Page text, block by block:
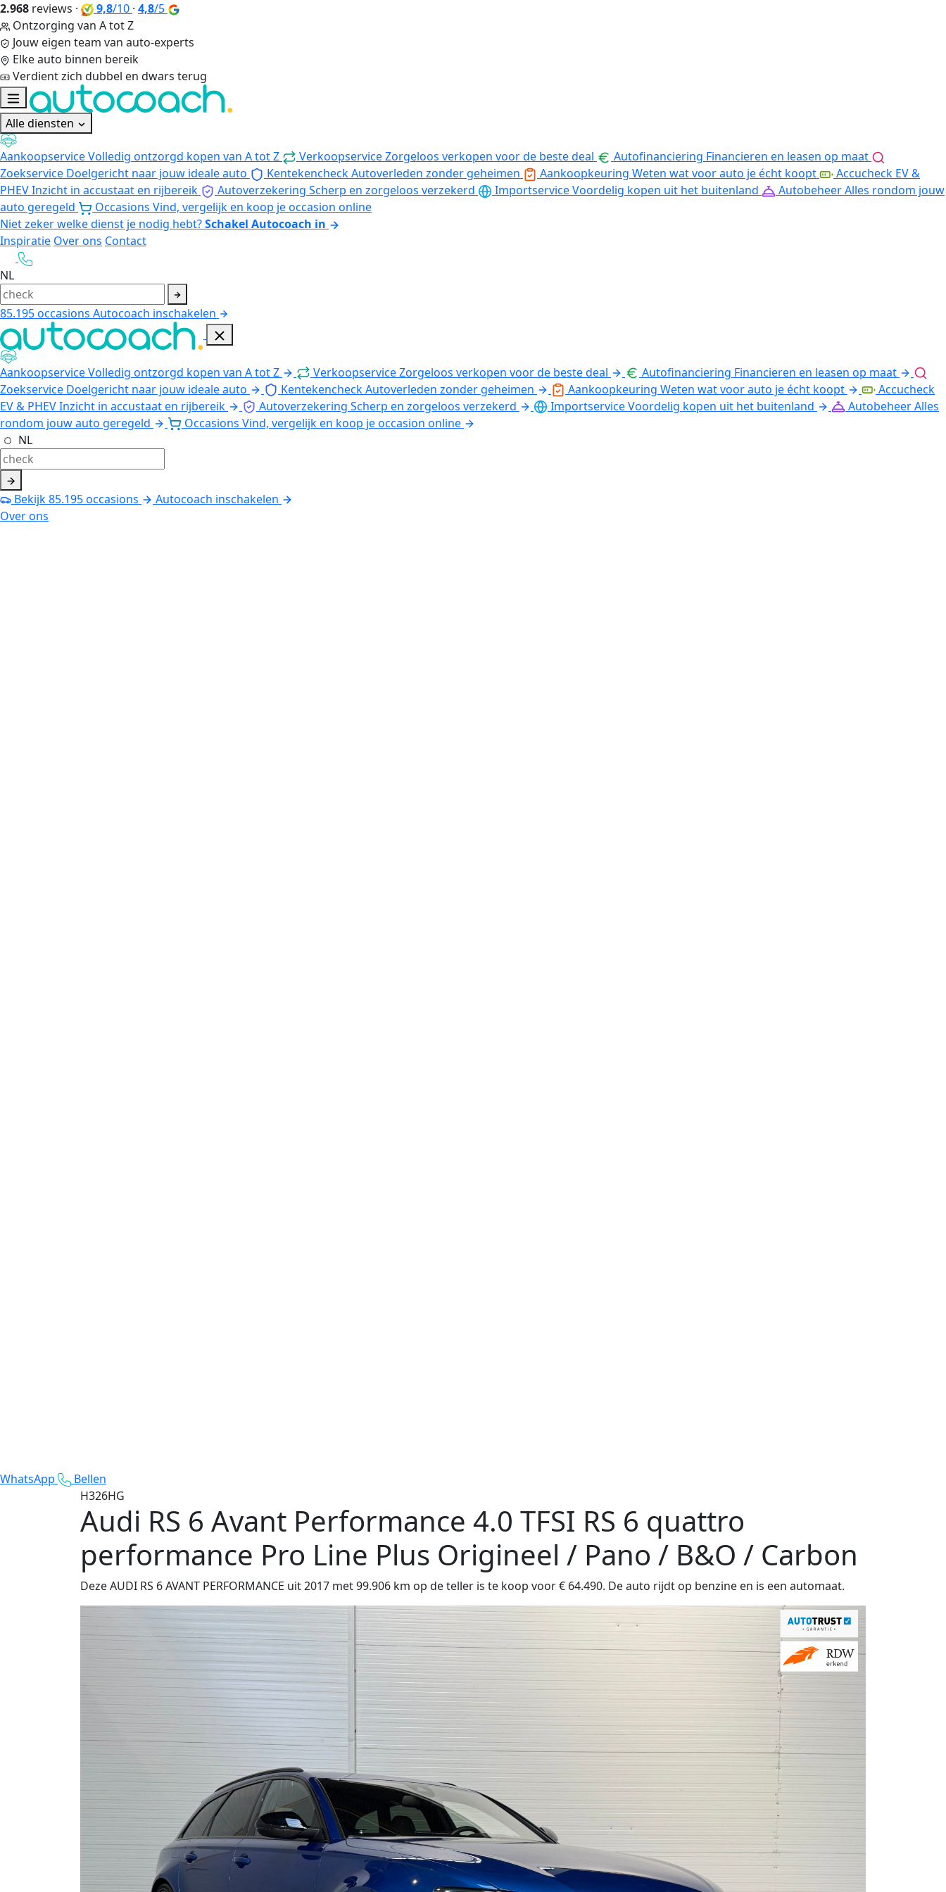
2.968 reviews · 9,8/10 · 4,8/5
Ontzorging van A tot Z
Jouw eigen team van auto-experts
Elke auto binnen bereik
Verdient zich dubbel en dwars terug
Alle diensten
AankoopserviceVolledig ontzorgd kopen van A tot Z VerkoopserviceZorgeloos verkopen voor de beste deal Autofinanciering Financieren en leasen op maat
Zoekservice Doelgericht naar jouw ideale auto KentekencheckAutoverleden zonder geheimen Aankoopkeuring Weten wat voor auto je écht koopt
Accucheck EV &
PHEVInzicht in accustaat en rijbereik Autoverzekering Scherp en zorgeloos verzekerd ImportserviceVoordelig kopen uit het buitenland AutobeheerAlles rondom jouw
auto geregeld
Occasions Vind, vergelijk en koop je occasion online
Niet zeker welke dienst je nodig hebt?Schakel Autocoach in
Inspiratie Over ons Contact
NL
85.195occasions Autocoach inschakelen
AankoopserviceVolledig ontzorgd kopen van A tot Z VerkoopserviceZorgeloos verkopen voor de beste deal Autofinanciering Financieren en leasen op maat
Zoekservice Doelgericht naar jouw ideale auto KentekencheckAutoverleden zonder geheimen Aankoopkeuring Weten wat voor auto je écht koopt
Accucheck
EV & PHEVInzicht in accustaat en rijbereik Autoverzekering Scherp en zorgeloos verzekerd ImportserviceVoordelig kopen uit het buitenland AutobeheerAlles
rondom jouw auto geregeld
Occasions Vind, vergelijk en koop je occasion online
NL
Bekijk85.195occasions
Autocoach inschakelen
Over ons
WhatsApp
Bellen
H326HG
Audi RS 6 Avant Performance 4.0 TFSI RS 6 quattro
performance Pro Line Plus Origineel / Pano / B&O / Carbon
Deze AUDI RS 6 AVANT PERFORMANCE uit 2017 met 99.906 km op de teller is te koop voor € 64.490. De auto rijdt op benzine en is een automaat.